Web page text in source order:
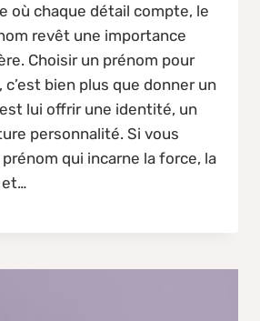
où chaque détail compte, le
revêt une importance
Choisir un prénom pour
bien plus que donner un
lui offrir une identité, un
personnalité. Si vous
qui incarne la force, la